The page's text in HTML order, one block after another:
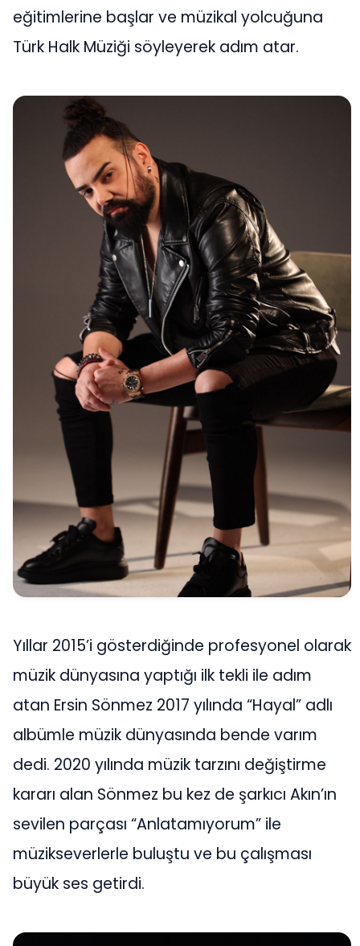
eğitimlerine başlar ve müzikal yolcuğuna
Türk Halk Müziği söyleyerek adım atar.
Yıllar 2015’i gösterdiğinde profesyonel olarak
müzik dünyasına yaptığı ilk tekli ile adım
atan Ersin Sönmez 2017 yılında “Hayal” adlı
albümle müzik dünyasında bende varım
dedi. 2020 yılında müzik tarzını değiştirme
kararı alan Sönmez bu kez de şarkıcı Akın’ın
sevilen parçası “Anlatamıyorum” ile
müzikseverlerle buluştu ve bu çalışması
büyük ses getirdi.